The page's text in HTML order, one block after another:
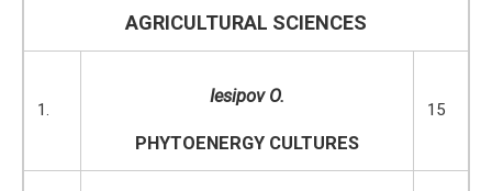
AGRICULTURAL SCIENCES
1.
Iesipov O.
PHYTOENERGY CULTURES
15